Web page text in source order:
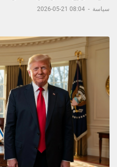
سياسة -
08:04 21-05-2026